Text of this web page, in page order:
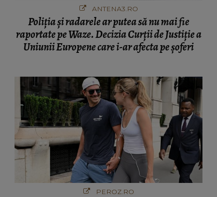
ANTENA3.RO
Poliţia şi radarele ar putea să nu mai fie
raportate pe Waze. Decizia Curţii de Justiție a
Uniunii Europene care i-ar afecta pe şoferi
PEROZ.RO